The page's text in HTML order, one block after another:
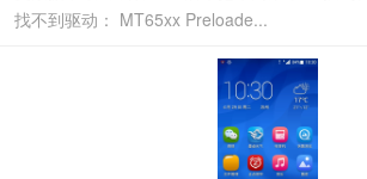
找不到驱动： MT65xx Preloade...